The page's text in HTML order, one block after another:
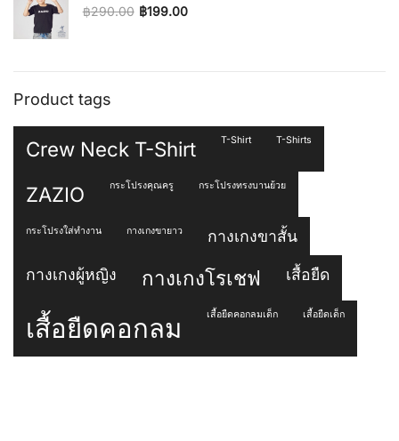
฿290.00
Original price was: ฿290.00.
฿199.00
Current price is: ฿199.00.
Product tags
Crew Neck T-Shirt T-Shirt T-Shirts
ZAZIO กระโปรงคุณครู กระโปรงทรงบานย้วย
กระโปรงใส่ทำงาน กางเกงขายาว กางเกงขาสั้น
กางเกงผู้หญิง กางเกงโรเชฟ เสื้อยืด
เสื้อยืดคอกลม เสื้อยืดคอกลมเด็ก เสื้อยืดเด็ก